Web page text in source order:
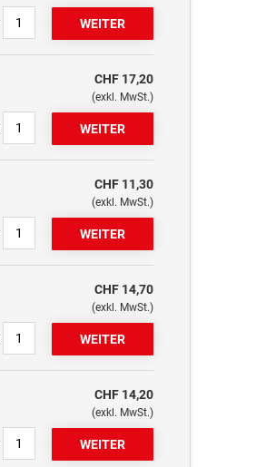
CHF 17,20
(exkl. MwSt.)
CHF 11,30
(exkl. MwSt.)
CHF 14,70
(exkl. MwSt.)
CHF 14,20
(exkl. MwSt.)